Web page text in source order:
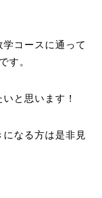
コースに通って
す。
と思います！
なる方は是非見